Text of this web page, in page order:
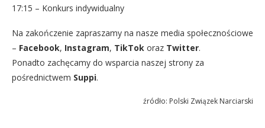
17:15 – Konkurs indywidualny
Na zakończenie zapraszamy na nasze media społecznościowe
– Facebook, Instagram, TikTok oraz Twitter.
Ponadto zachęcamy do wsparcia naszej strony za
pośrednictwem Suppi.
źródło: Polski Związek Narciarski